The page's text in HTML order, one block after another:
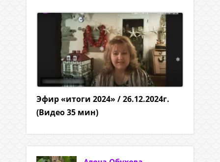
Эфир «итоги 2024» / 26.12.2024г.
(Видео 35 мин)